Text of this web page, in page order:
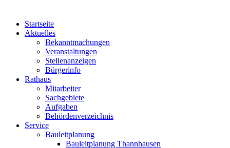
Startseite
Aktuelles
Bekanntmachungen
Veranstaltungen
Stellenanzeigen
Bürgerinfo
Rathaus
Mitarbeiter
Sachgebiete
Aufgaben
Behördenverzeichnis
Service
Bauleitplanung
Bauleitplanung Thannhausen